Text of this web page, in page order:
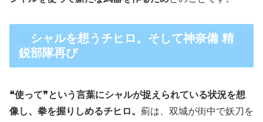
シャルを想うチヒロ。そして神奈備 精
鋭部隊再び
❝使って❞という言葉にシャルが捉えられている状況を想
像し、拳を握りしめるチヒロ。 薊は、双城が街中で妖刀を